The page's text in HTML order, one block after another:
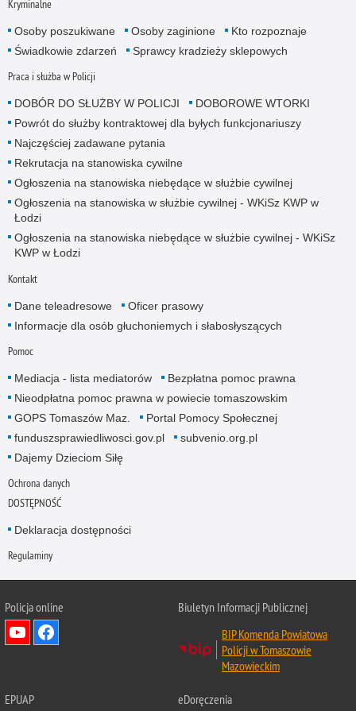
Kryminalne
Osoby poszukiwane Osoby zaginione
Kto rozpoznaje
Świadkowie zdarzeń
Sprawcy kradzieży sklepowych
Praca i służba w Policji
DOBÓR DO SŁUŻBY W POLICJI
DOBOROWE WTORKI
Powrót do służby kontraktowej dla byłych funkcjonariuszy
Najczęściej zadawane pytania
Rekrutacja na stanowiska cywilne
Ogłoszenia na stanowiska niebędące w służbie cywilnej
Ogłoszenia na stanowiska w służbie cywilnej - WKiSz KWP w
Łodzi
Ogłoszenia na stanowiska niebędące w służbie cywilnej - WKiSz
KWP w Łodzi
Kontakt
Dane teleadresowe
Oficer prasowy
Informacje dla osób głuchoniemych i słabosłyszących
Pomoc
Mediacja - lista mediatorów
Bezpłatna pomoc prawna
Nieodpłatna pomoc prawna w powiecie tomaszowskim
GOPS Tomaszów Maz.
Portal Pomocy Społecznej
funduszsprawiedliwosci.gov.pl
subvenio.org.pl
Dajemy Dzieciom Siłę
Ochrona danych
DOSTĘPNOŚĆ
Deklaracja dostępności
Regulaminy
Policja online
Biuletyn Informacji Publicznej
BIP Komenda Powiatowa
Policji w Tomaszowie
Mazowieckim
EPUAP eDoręczenia